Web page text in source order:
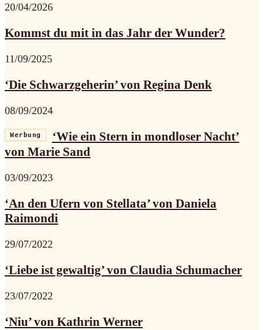
20/04/2026
Kommst du mit in das Jahr der Wunder?
11/09/2025
‘Die Schwarzgeherin’ von Regina Denk
08/09/2024
Werbung
‘Wie ein Stern in mondloser Nacht’
von Marie Sand
03/09/2023
‘An den Ufern von Stellata’ von Daniela
Raimondi
29/07/2022
‘Liebe ist gewaltig’ von Claudia Schumacher
23/07/2022
‘Niu’ von Kathrin Werner